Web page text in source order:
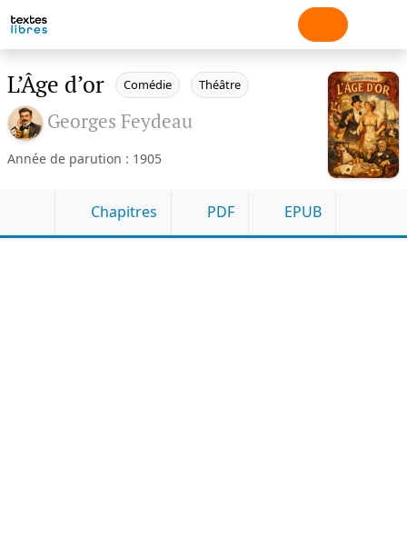
L’Âge d’or Comédie Théâtre
Georges Feydeau
Année de parution : 1905
Chapitres PDF EPUB